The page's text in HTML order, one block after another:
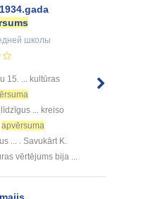
1934.gada
школы
15. ... kultūras
... kreiso
apvērsuma
... . Savukārt K.
vērtējums bija ...